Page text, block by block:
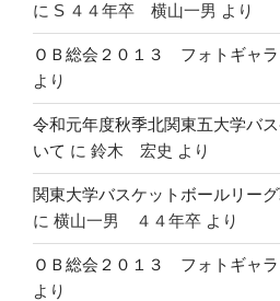
に S ４４年卒 横山一男 より
ＯＢ総会２０１３ フォトギャラ
より
令和元年度秋季北関東五大学バ
いて に 鈴木 宏史 より
関東大学バスケットボールリー
に 横山一男 ４４年卒 より
ＯＢ総会２０１３ フォトギャラ
より